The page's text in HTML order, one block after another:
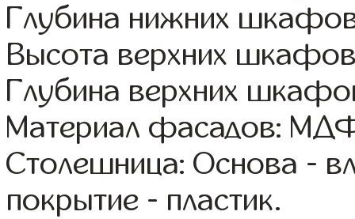
Глубина нижних
Высота верхних
Глубина верхних
Материал фасадов:
Столешница: Основа -
покрытие - пластик.